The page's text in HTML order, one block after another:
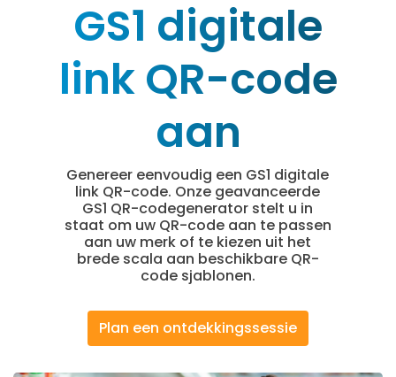
GS1 digitale
link QR-code
aan
Genereer eenvoudig een GS1 digitale
link QR-code. Onze geavanceerde
GS1 QR-codegenerator stelt u in
staat om uw QR-code aan te passen
aan uw merk of te kiezen uit het
brede scala aan beschikbare QR-
code sjablonen.
Plan een ontdekkingssessie